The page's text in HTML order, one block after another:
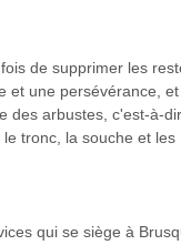
de supprimer les
et une persévérance, et
des arbustes, c'est-à-
tronc, la souche et les
qui se siège à